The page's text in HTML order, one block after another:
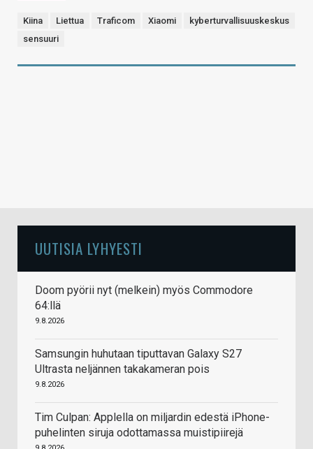
Kiina Liettua Traficom Xiaomi
kyberturvallisuuskeskus
sensuuri
UUTISIA LYHYESTI
Doom pyörii nyt (melkein) myös Commodore
64:llä
9.8.2026
Samsungin huhutaan tiputtavan Galaxy S27
Ultrasta neljännen takakameran pois
9.8.2026
Tim Culpan: Applella on miljardin edestä iPhone-
puhelinten siruja odottamassa muistipiirejä